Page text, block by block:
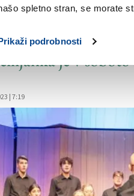
spletno stran, se morate
podrobnosti
se, a tudi
je v
| 7:19